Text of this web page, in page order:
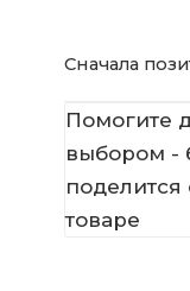
Сначала
Помогите
выбором -
товаре